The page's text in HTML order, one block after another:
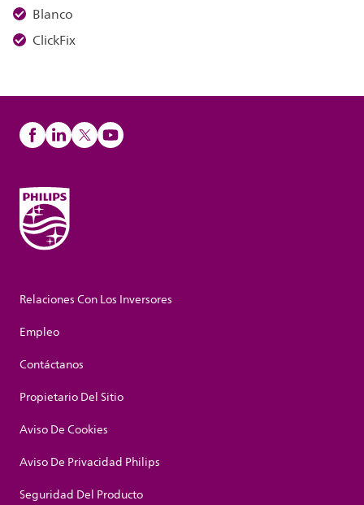
Blanco
ClickFix
Relaciones Con Los Inversores
Empleo
Contáctanos
Propietario Del Sitio
Aviso De Cookies
Aviso De Privacidad Philips
Seguridad Del Producto